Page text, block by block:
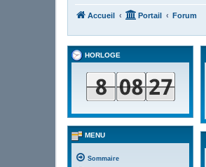
Accueil Portail Forum
HORLOGE
MENU
Sommaire